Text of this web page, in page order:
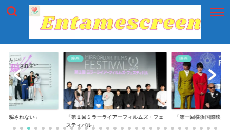
は騙されない」
映画
「第１回ミラーライアーフィルムズ・フェ
スティバル」
映画
「第一回横浜国際映画